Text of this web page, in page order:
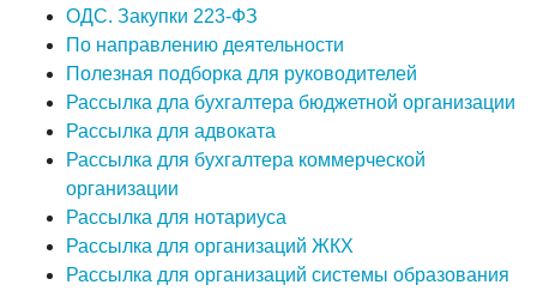
ОДС. Закупки 223-ФЗ
По направлению деятельности
Полезная подборка для руководителей
Рассылка дла бухгалтера бюджетной организации
Рассылка для адвоката
Рассылка для бухгалтера коммерческой
организации
Рассылка для нотариуса
Рассылка для организаций ЖКХ
Рассылка для организаций системы образования